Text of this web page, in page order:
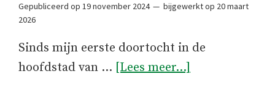
Gepubliceerd op 19 november 2024 bijgewerkt op 20 maart
2026
Sinds mijn eerste doortocht in de
hoofdstad van … [Lees meer...]